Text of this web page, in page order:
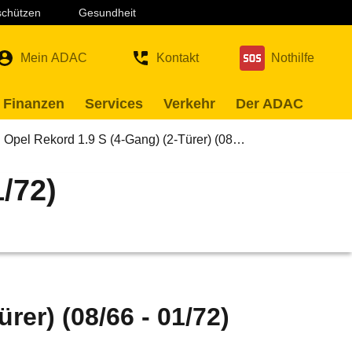
Gesundheit
Mein ADAC Kontakt Nothilfe
Services Verkehr Der ADAC
Opel Rekord 1.9 S (4-Gang) (2-Türer) (08…
72)
(08/66 - 01/72)